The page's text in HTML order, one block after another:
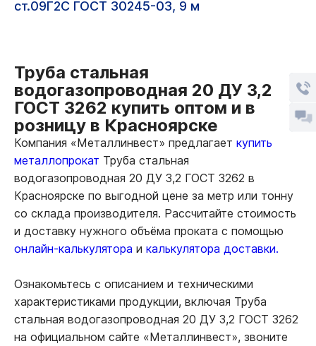
ст.09Г2С ГОСТ 30245-03, 9 м
Труба стальная
водогазопроводная 20 ДУ 3,2
ГОСТ 3262 купить оптом и в
розницу в Красноярске
Компания «Металлинвест» предлагает купить
металлопрокат Труба стальная
водогазопроводная 20 ДУ 3,2 ГОСТ 3262 в
Красноярске по выгодной цене за метр или тонну
со склада производителя. Рассчитайте стоимость
и доставку нужного объёма проката с помощью
онлайн-калькулятора и калькулятора доставки.
Ознакомьтесь с описанием и техническими
характеристиками продукции, включая Труба
стальная водогазопроводная 20 ДУ 3,2 ГОСТ 3262
на официальном сайте «Металлинвест», звоните